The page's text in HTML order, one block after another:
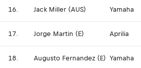
16. Jack Miller (AUS) Yamaha
17. Jorge Martin (E) Aprilia
18. Augusto Fernandez (E) Yamaha